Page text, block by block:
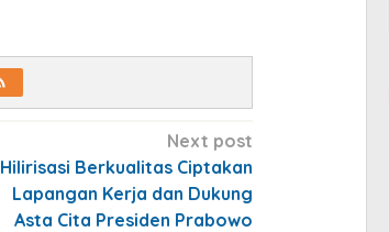
Next post
Hilirisasi Berkualitas Ciptakan
Lapangan Kerja dan Dukung
Asta Cita Presiden Prabowo